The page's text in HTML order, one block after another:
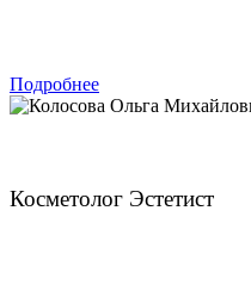
Подробнее
Косметолог Эстетист